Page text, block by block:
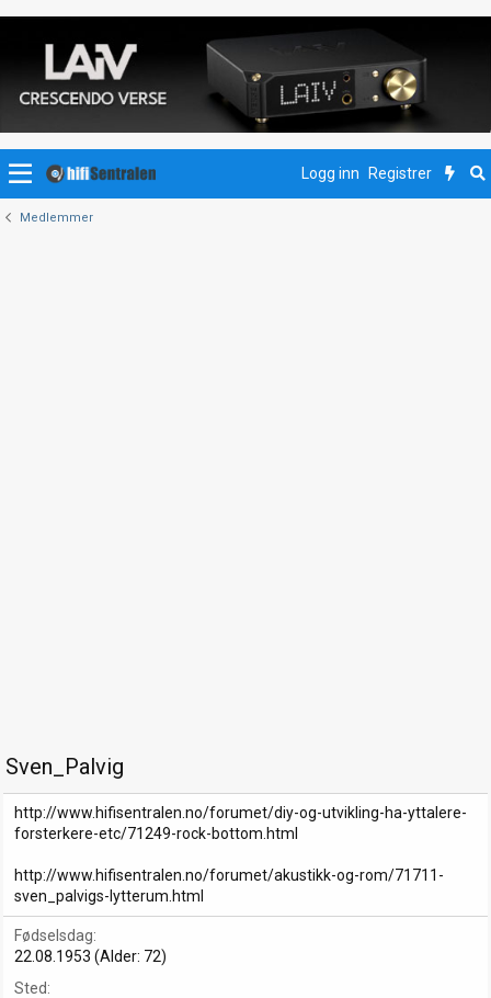
Logg inn Registrer
Medlemmer
Sven_Palvig
http://www.hifisentralen.no/forumet/diy-og-utvikling-ha-yttalere-
forsterkere-etc/71249-rock-bottom.html
http://www.hifisentralen.no/forumet/akustikk-og-rom/71711-
sven_palvigs-lytterum.html
Fødselsdag
22.08.1953 (Alder: 72)
Sted